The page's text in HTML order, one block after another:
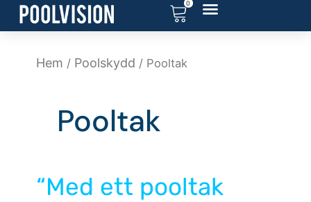
Hoppa
till
0
Hem / Poolskydd / Pooltak
Pooltak
“Med ett pooltak